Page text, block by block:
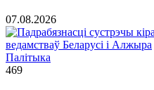
07.08.2026
Палітыка
469